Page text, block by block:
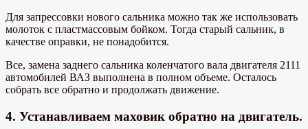
Для запрессовки нового сальника можно так же использовать
молоток с пластмассовым бойком. Тогда старый сальник, в
качестве оправки, не понадобится.
Все, замена заднего сальника коленчатого вала двигателя 2111
автомобилей ВАЗ выполнена в полном объеме. Осталось
собрать все обратно и продолжать движение.
4. Устанавливаем маховик обратно на двигатель.